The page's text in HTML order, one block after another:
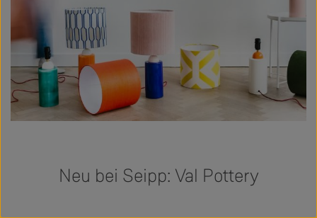
Neu bei Seipp: Val Pottery